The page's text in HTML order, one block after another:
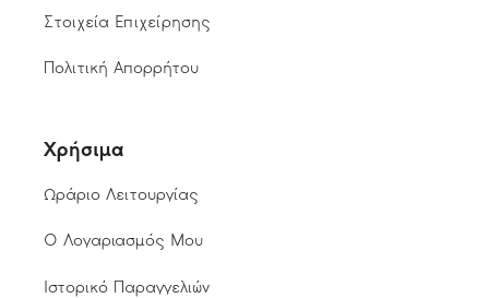
Στοιχεία Επιχείρησης
Πολιτική Απορρήτου
Χρήσιμα
Ωράριο Λειτουργίας
Ο Λογαριασμός Μου
Ιστορικό Παραγγελιών